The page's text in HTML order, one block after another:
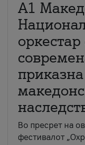
А1
Во пресрет на
фестивалот